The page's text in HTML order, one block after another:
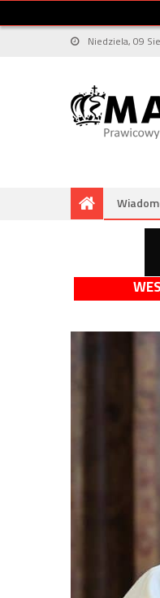
Niedziela, 09